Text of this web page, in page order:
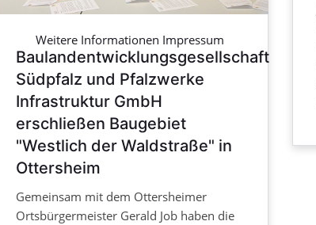
Baulandentwicklungsgesellschaft
Südpfalz und Pfalzwerke
Infrastruktur GmbH
erschließen Baugebiet
"Westlich der Waldstraße" in
Ottersheim
Gemeinsam mit dem Ottersheimer
Ortsbürgermeister Gerald Job haben die
Weitere Informationen Impressum